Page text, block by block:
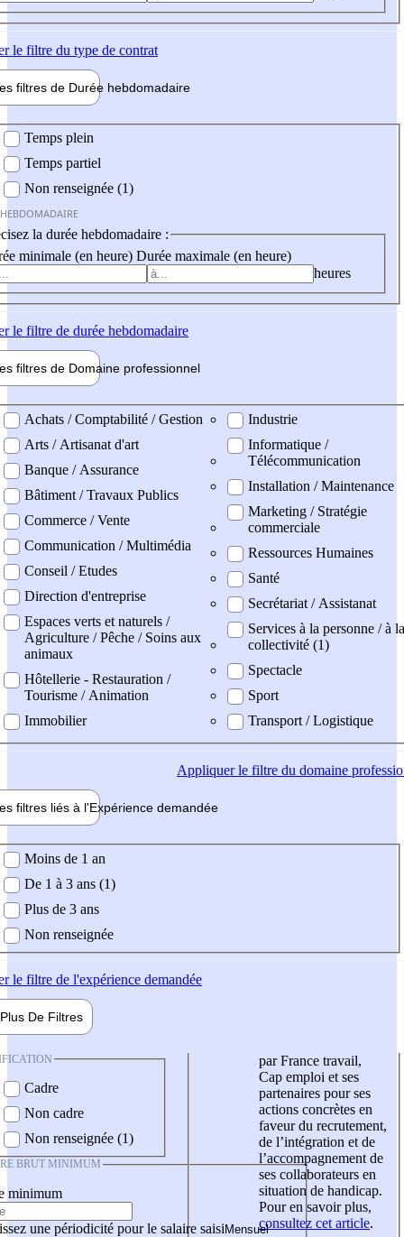
le filtre du type de contrat
filtres de Durée hebdomadaire
Temps plein
Temps partiel
Non renseignée (1)
la durée hebdomadaire :
minimale (en heure) Durée maximale (en heure)
heures
le filtre de durée hebdomadaire
filtres de Domaine professionnel
professionel
Achats / Comptabilité / Gestion
Arts / Artisanat d'art
Banque / Assurance
Bâtiment / Travaux Publics
Commerce / Vente
Communication / Multimédia
Conseil / Etudes
Direction d'entreprise
Espaces verts et naturels /
Agriculture / Pêche / Soins aux
animaux
Hôtellerie - Restauration /
Tourisme / Animation
Immobilier
Industrie
Informatique /
Télécommunication
Installation / Maintenance
Marketing / Stratégie
commerciale
Ressources Humaines
Santé
Secrétariat / Assistanat
Services à la personne / à la
collectivité (1)
Spectacle
Sport
Transport / Logistique
Appliquerle filtre du domaine
filtres liés à l'Expérience demandée
demandée
Moins de 1 an
De 1 à 3 ans (1)
Plus de 3 ans
Non renseignée
le filtre de l'expérience demandée
Plus De Filtres
Cadre
Non cadre
Non renseignée (1)
BRUT MINIMUM
minimum
une périodicité pour le salaire saisi
par France travail,
Cap emploi et ses
partenaires pour ses
actions concrètes en
faveur du recrutement,
de l’intégration et de
l’accompagnement de
ses collaborateurs en
situation de handicap.
Pour en savoir plus,
consultez cet article.